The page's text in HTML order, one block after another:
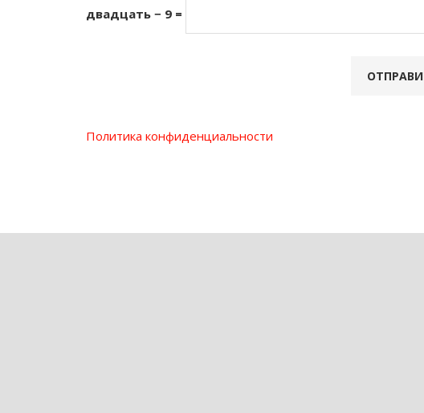
двадцать − 9 =
Политика конфиденциальности